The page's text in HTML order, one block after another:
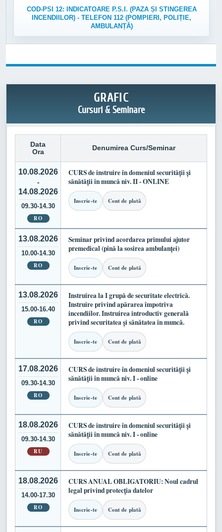
COD-PSI 12: INDICATOARE P.S.I. (PAZA ȘI STINGEREA
INCENDIILOR) - TELEFON 112 (POMPIERI, POLIȚIE,
AMBULANȚĂ)
GRAFIC
Cursuri & Seminare
Data
Ora
Denumirea Curs/Seminar
10.08.2026
-
14.08.2026
09.30-14.30
RO
CURS de instruire în domeniul securității și
sănătății în muncă niv. II - ONLINE
Inscrie-te Cont de plată
13.08.2026
10.00-14.30
RO
Seminar privind acordarea primului ajutor
premedical (pînă la sosirea ambulanței)
Inscrie-te Cont de plată
13.08.2026
15.00-16.40
RO
Instruirea la I grupă de securitate electrică.
Instruire privind apărarea împotriva
incendiilor. Instruirea introductiv generală
privind securitatea și sănătatea în muncă.
Inscrie-te Cont de plată
17.08.2026
09.30-14.30
RO
CURS de instruire în domeniul securității și
sănătății în muncă niv. I - online
Inscrie-te Cont de plată
18.08.2026
09.30-14.30
RU
CURS de instruire în domeniul securității și
sănătății în muncă niv. I - online
Inscrie-te Cont de plată
18.08.2026
14.00-17.30
RO
CURS ANUAL OBLIGATORIU: Noul cadrul
legal privind protecția datelor
Inscrie-te Cont de plată